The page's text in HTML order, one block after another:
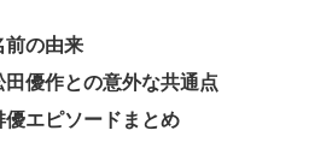
前の由来
田優作との意外な共通点
優エピソードまとめ